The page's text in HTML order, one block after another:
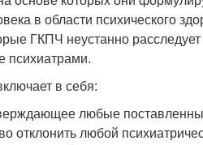
в области психического
ГКПЧ неустанно расследует
психиатрами.
в себя:
любые
отклонить любой